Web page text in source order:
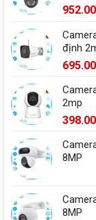
định
2mp
8MP
8MP